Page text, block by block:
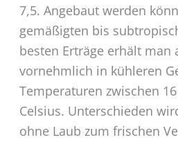
7,5. Angebaut werden
gemäßigten bis
besten Erträge erhält man
vornehmlich in kühleren
Temperaturen zwischen
Celsius. Unterschieden
ohne Laub zum frischen